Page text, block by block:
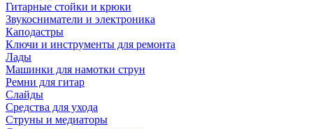
Гитарные стойки и крюки
Звукосниматели и электроника
Каподастры
Ключи и инструменты для ремонта
Лады
Машинки для намотки струн
Ремни для гитар
Слайды
Средства для ухода
Струны и медиаторы